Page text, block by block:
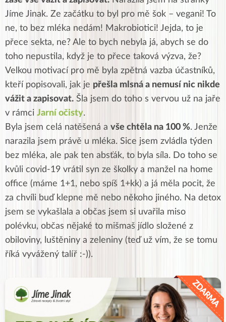
Jíme Jinak. Ze začátku to byl pro mě šok – vegani! To
ne, to bez mléka nedám! Makrobiotici! Jejda, to je
přece sekta, ne? Ale to bych nebyla já, abych se do
toho nepustila, když je to přece taková výzva, že?
Velkou motivací pro mě byla zpětná vazba účastníků,
kteří popisovali, jak je přešla mlsná a nemusí nic nikde
vážit a zapisovat. Šla jsem do toho s vervou už na jaře
v rámci Jarní očisty.
Byla jsem celá natěšená a vše chtěla na 100 %. Jenže
narazila jsem právě u mléka. Sice jsem zvládla týden
bez mléka, ale pak ten absťák, to byla síla. Do toho se
kvůli covid-19 vrátil syn ze školky a manžel na home
office (máme 1+1, nebo spíš 1+kk) a já měla pocit, že
za chvíli buď klepne mě nebo někoho jiného. Na detox
jsem se vykašlala a občas jsem si uvařila miso
polévku, občas nějaké to mišmaš jídlo složené z
obiloviny, luštěniny a zeleniny (teď už vím, že se tomu
říká vyvážený talíř :-)).